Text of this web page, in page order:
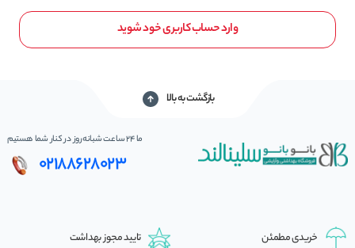
وارد حساب کاربری خود شوید
بازگشت به بالا
ما 24 ساعت شبانه‌روز در کنار شما هستیم
02188628023
خریدی مطمئن تایید مجوز بهداشت